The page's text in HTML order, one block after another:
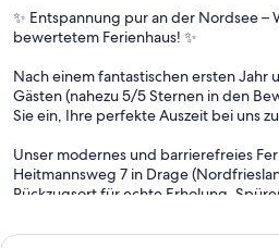
✨ Entspannung pur an der Nordsee –
bewertetem Ferienhaus! ✨
Nach einem fantastischen ersten Jahr
Gästen (nahezu 5/5 Sternen in den
Sie ein, Ihre perfekte Auszeit bei uns
Unser modernes und barrierefreies
Heitmannsweg 7 in Drage
Rückzugsort für echte Erholung.
Sie einfach mal die Seele baumeln.